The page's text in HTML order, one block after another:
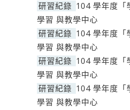
研習紀錄 104 學年度「
學習 與教學中心
研習紀錄 104 學年度「
學習 與教學中心
研習紀錄 104 學年度「
學習 與教學中心
研習紀錄 104 學年度「
學習 與教學中心